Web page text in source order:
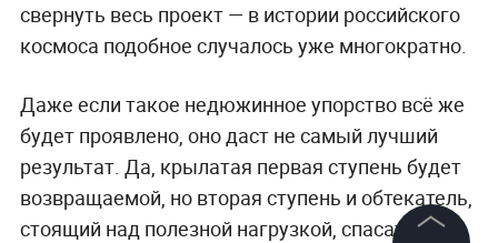
свернуть весь проект — в истории российского
космоса подобное случалось уже многократно.
Даже если такое недюжинное упорство всё же
будет проявлено, оно даст не самый лучший
результат. Да, крылатая первая ступень будет
возвращаемой, но вторая ступень и обтекатель,
стоящий над полезной нагрузкой, спасать с